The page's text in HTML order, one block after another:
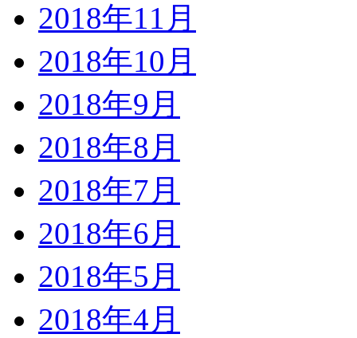
2018年11月
2018年10月
2018年9月
2018年8月
2018年7月
2018年6月
2018年5月
2018年4月